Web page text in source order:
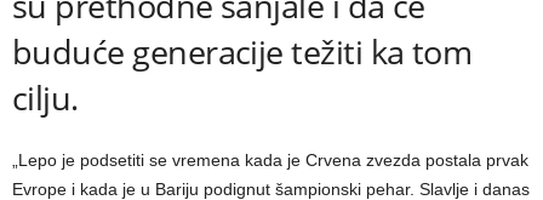
buduće generacije težiti ka tom
cilju.
„Lepo je podsetiti se vremena kada je Crvena zvezda postala prvak
Evrope i kada je u Bariju podignut šampionski pehar. Slavlje i danas